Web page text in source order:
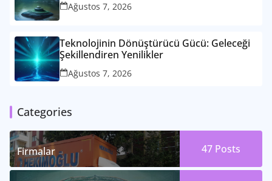
Ağustos 7, 2026
Teknolojinin Dönüştürücü Gücü: Geleceği
Şekillendiren Yenilikler
Ağustos 7, 2026
Categories
Firmalar 47 Posts